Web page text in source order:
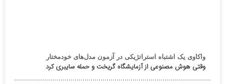
واکاوی یک اشتباه استراتژیکی در آزمون مدل‌های خودمختار
وقتی هوش مصنوعی از آزمایشگاه گریخت و حمله سایبری کرد